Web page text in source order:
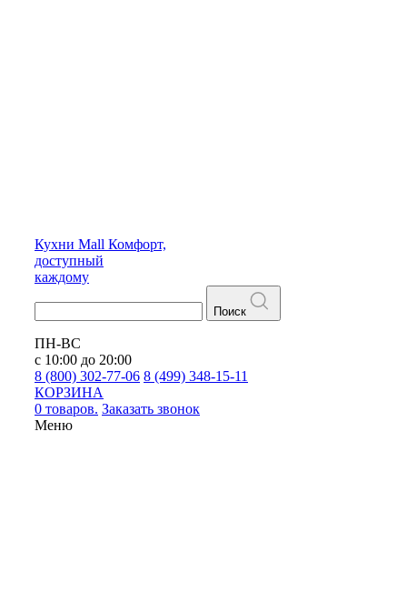
Кухни Mall Комфорт,
доступный
каждому
Поиск
ПН-ВС
с 10:00 до 20:00
8 (800) 302-77-06 8 (499) 348-15-11
КОРЗИНА
0 товаров. Заказать звонок
Меню